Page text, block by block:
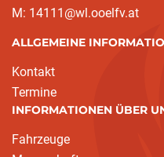
M: 14111@wl.ooelfv.at
ALLGEMEINE
Kontakt
Termine
INFORMATIONEN ÜBER
Fahrzeuge